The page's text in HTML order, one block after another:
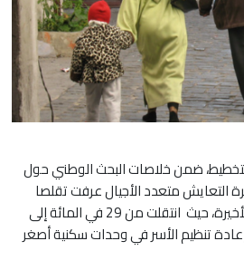
ضمن خلاصات البحث الوطني حول
2025، أن ظاهرة التعايش متعدد الأجيال عرفت تقلصا
واضحا خلال العقود الثلاث الأخيرة، حيث انتقلت من 29 في المائة إلى
إعادة تنظيم الأسر في وحدات سكنية أصغر